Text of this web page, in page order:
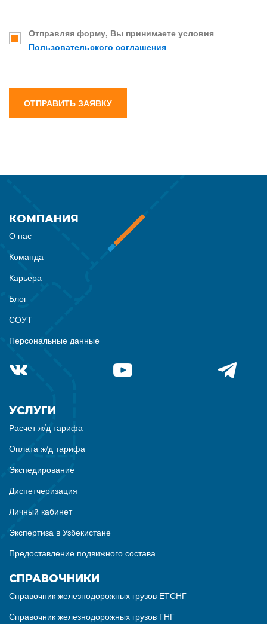
Отправляя форму, Вы принимаете условия
Пользовательского соглашения
ОТПРАВИТЬ ЗАЯВКУ
КОМПАНИЯ
О нас
Команда
Карьера
Блог
СОУТ
Персональные данные
УСЛУГИ
Расчет ж/д тарифа
Оплата ж/д тарифа
Экспедирование
Диспетчеризация
Личный кабинет
Экспертиза в Узбекистане
Предоставление подвижного состава
СПРАВОЧНИКИ
Справочник железнодорожных грузов ЕТСНГ
Справочник железнодорожных грузов ГНГ